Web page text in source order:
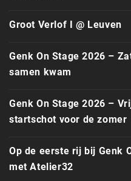
Groot Verlof I @ Leuven
Genk On Stage 2026 –
samen kwam
Genk On Stage 2026 –
startschot voor de zomer
Op de eerste rij bij Genk
met Atelier32